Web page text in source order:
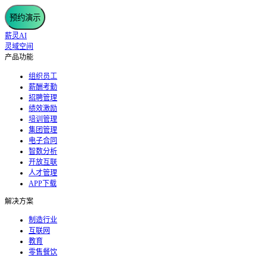
预约演示
薪灵AI
灵域空间
产品功能
组织员工
薪酬考勤
招聘管理
绩效激励
培训管理
集团管理
电子合同
智数分析
开放互联
人才管理
APP下载
解决方案
制造行业
互联网
教育
零售餐饮